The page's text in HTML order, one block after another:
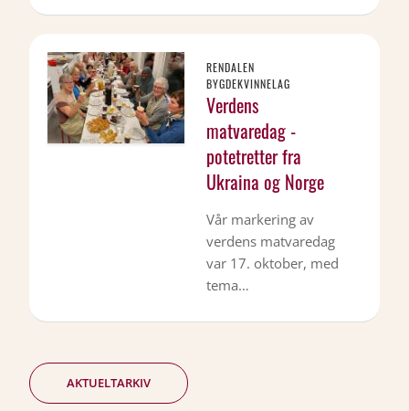
RENDALEN
BYGDEKVINNELAG
Verdens
matvaredag -
potetretter fra
Ukraina og Norge
Vår markering av
verdens matvaredag
var 17. oktober, med
tema…
AKTUELTARKIV